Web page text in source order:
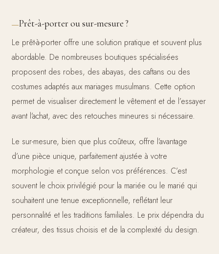
Prêt-à-porter ou sur-mesure ?
Le prêt-à-porter offre une solution pratique et souvent plus
abordable. De nombreuses boutiques spécialisées
proposent des robes, des abayas, des caftans ou des
costumes adaptés aux mariages musulmans. Cette option
permet de visualiser directement le vêtement et de l’essayer
avant l’achat, avec des retouches mineures si nécessaire.
Le sur-mesure, bien que plus coûteux, offre l’avantage
d’une pièce unique, parfaitement ajustée à votre
morphologie et conçue selon vos préférences. C’est
souvent le choix privilégié pour la mariée ou le marié qui
souhaitent une tenue exceptionnelle, reflétant leur
personnalité et les traditions familiales. Le prix dépendra du
créateur, des tissus choisis et de la complexité du design.